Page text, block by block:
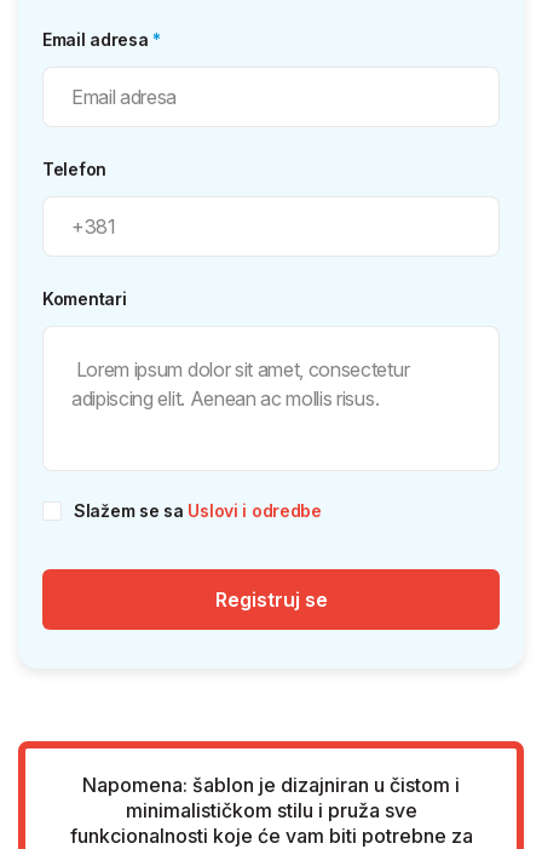
Email adresa*
Telefon
Komentari
Slažem se sa Uslovi i odredbe
Registruj se
Napomena: šablon je dizajniran u čistom i
minimalističkom stilu i pruža sve
funkcionalnosti koje će vam biti potrebne za